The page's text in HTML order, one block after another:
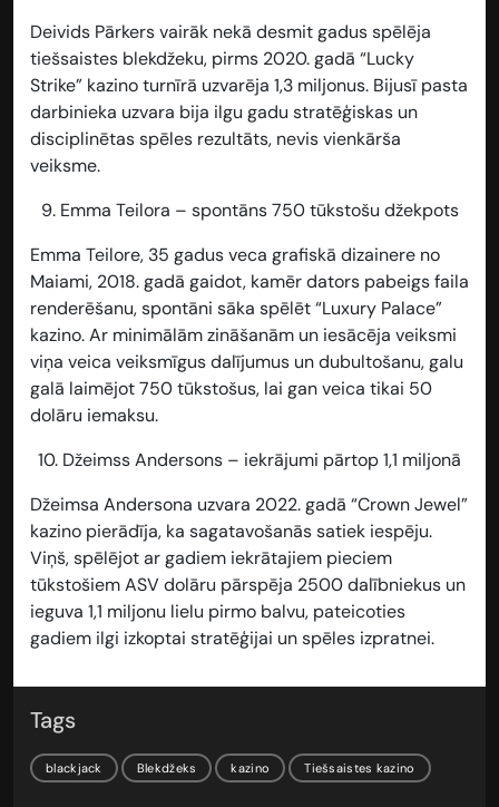
Deivids Pārkers vairāk nekā desmit gadus spēlēja
tiešsaistes blekdžeku, pirms 2020. gadā “Lucky
Strike” kazino turnīrā uzvarēja 1,3 miljonus. Bijusī pasta
darbinieka uzvara bija ilgu gadu stratēģiskas un
disciplinētas spēles rezultāts, nevis vienkārša
veiksme.
9. Emma Teilora – spontāns 750 tūkstošu džekpots
Emma Teilore, 35 gadus veca grafiskā dizainere no
Maiami, 2018. gadā gaidot, kamēr dators pabeigs faila
renderēšanu, spontāni sāka spēlēt “Luxury Palace”
kazino. Ar minimālām zināšanām un iesācēja veiksmi
viņa veica veiksmīgus dalījumus un dubultošanu, galu
galā laimējot 750 tūkstošus, lai gan veica tikai 50
dolāru iemaksu.
10. Džeimss Andersons – iekrājumi pārtop 1,1 miljonā
Džeimsa Andersona uzvara 2022. gadā “Crown Jewel”
kazino pierādīja, ka sagatavošanās satiek iespēju.
Viņš, spēlējot ar gadiem iekrātajiem pieciem
tūkstošiem ASV dolāru pārspēja 2500 dalībniekus un
ieguva 1,1 miljonu lielu pirmo balvu, pateicoties
gadiem ilgi izkoptai stratēģijai un spēles izpratnei.
Tags
blackjack Blekdžeks kazino Tiešsaistes kazino